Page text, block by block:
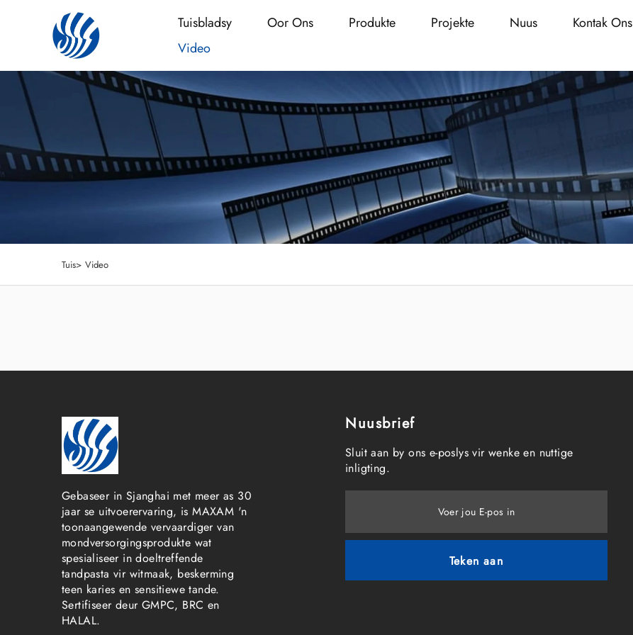
Tuisbladsy Oor Ons Produkte Projekte Nuus
Kontak Ons
Video
Tuis> Video
Gebaseer in Sjanghai met meer as 30
jaar se uitvoerervaring, is MAXAM 'n
toonaangewende vervaardiger van
mondversorgingsprodukte wat
spesialiseer in doeltreffende
tandpasta vir witmaak, beskerming
teen karies en sensitiewe tande.
Sertifiseer deur GMPC, BRC en
HALAL.
Nuusbrief
Sluit aan by ons e-poslys vir wenke en nuttige
inligting.
Voer jou E-pos in
Teken aan